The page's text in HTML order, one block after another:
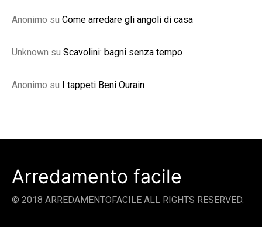
Anonimo su Come arredare gli angoli di casa
Unknown su Scavolini: bagni senza tempo
Anonimo su I tappeti Beni Ourain
Arredamento facile
© 2018 ARREDAMENTOFACILE ALL RIGHTS RESERVED.